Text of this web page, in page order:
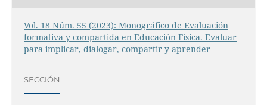
Vol. 18 Núm. 55 (2023): Monográfico de Evaluación
formativa y compartida en Educación Física. Evaluar
para implicar, dialogar, compartir y aprender
SECCIÓN